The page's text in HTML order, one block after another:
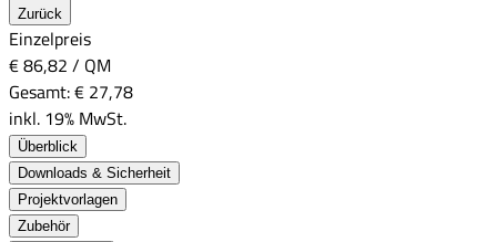
Zurück
Einzelpreis
€ 86,82 / QM
Gesamt:€ 27,78
inkl. 19% MwSt.
Überblick
Downloads & Sicherheit
Projektvorlagen
Zubehör